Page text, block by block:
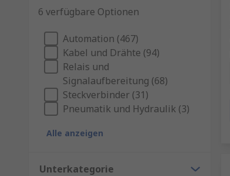
6 verfügbare Optionen
Automation (467)
Kabel und Drähte (94)
Relais und
Signalaufbereitung (68)
Steckverbinder (31)
Pneumatik und Hydraulik (3)
Alle anzeigen
Unterkategorie